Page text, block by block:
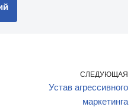
СЛЕДУЮЩАЯ
Устав агрессивного
маркетинга